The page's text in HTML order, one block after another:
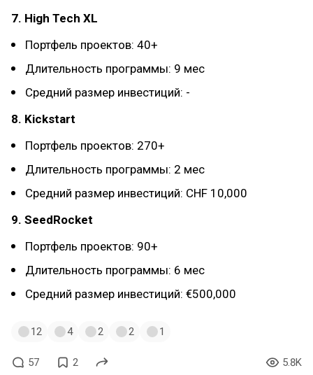
7. High Tech XL
Портфель проектов: 40+
Длительность программы: 9 мес
Средний размер инвестиций: -
8. Kickstart
Портфель проектов: 270+
Длительность программы: 2 мес
Средний размер инвестиций: CHF 10,000
9. SeedRocket
Портфель проектов: 90+
Длительность программы: 6 мес
Средний размер инвестиций: €500,000
12 4 2 2 1
57 2 5.8K